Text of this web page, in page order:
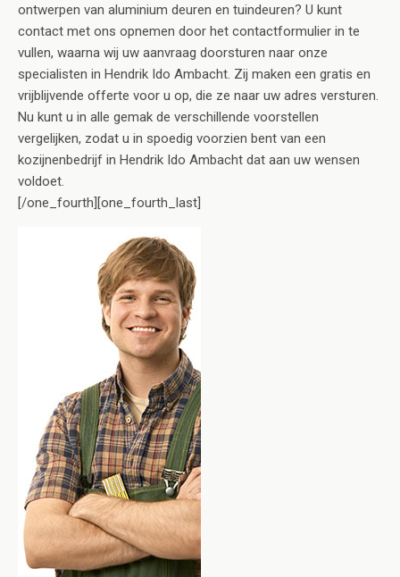
ontwerpen van aluminium deuren en tuindeuren? U kunt
contact met ons opnemen door het contactformulier in te
vullen, waarna wij uw aanvraag doorsturen naar onze
specialisten in Hendrik Ido Ambacht. Zij maken een gratis en
vrijblijvende offerte voor u op, die ze naar uw adres versturen.
Nu kunt u in alle gemak de verschillende voorstellen
vergelijken, zodat u in spoedig voorzien bent van een
kozijnenbedrijf in Hendrik Ido Ambacht dat aan uw wensen
voldoet.
[/one_fourth][one_fourth_last]